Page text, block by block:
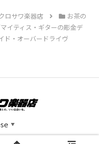
ロサワ楽器店
お茶の
イティス・ギターの彫金デ
ド・オーバードライヴ
▼
公式ブログ.